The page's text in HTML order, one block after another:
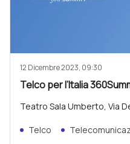
12 Dicembre 2023, 09:30
Telco per l’Italia
Teatro Sala Umberto, Via
Telco